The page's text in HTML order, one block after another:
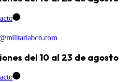
del 10 al 23 de agosto